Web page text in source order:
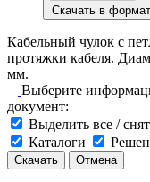
Скачать в
Кабельный чулок с
протяжки кабеля.
мм.
Выберите
документ:
Выделить все /
Каталоги
Скачать Отмена